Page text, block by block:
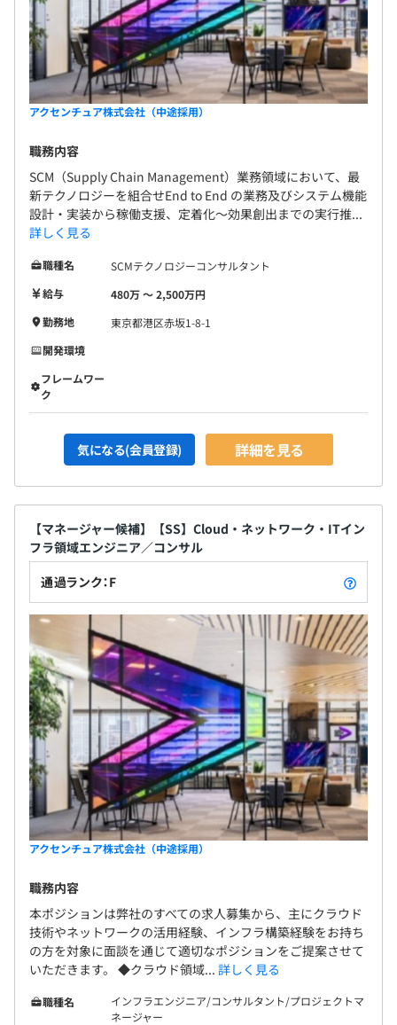
アクセンチュア株式会社（中途採用）
職務内容
SCM（Supply Chain Management）業務領域において、最
新テクノロジーを組合せEnd to End の業務及びシステム機能
設計・実装から稼働支援、定着化～効果創出までの実行推...
詳しく見る
職種名
SCMテクノロジーコンサルタント
給与
480万 〜 2,500万円
勤務地
東京都港区赤坂1-8-1
開発環境
フレームワー
ク
気になる(会員登録) 詳細を見る
【マネージャー候補】【SS】Cloud・ネットワーク・ITイン
フラ領域エンジニア／コンサル
通過ランク：F
アクセンチュア株式会社（中途採用）
職務内容
本ポジションは弊社のすべての求人募集から、主にクラウド
技術やネットワークの活用経験、インフラ構築経験をお持ち
の方を対象に面談を通じて適切なポジションをご提案させて
いただきます。 ◆クラウド領域... 詳しく見る
職種名
インフラエンジニア/コンサルタント/プロジェクトマ
ネージャー